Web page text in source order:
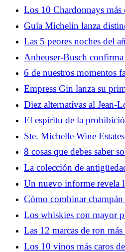
Los 10 Chardonnays
Guía Michelin lanza
bodegas
Las 5 peores noches del
los bartenders
Anheuser-Busch
BeatBox en un acuerdo
6 de nuestros momentos
películas navideñas
Empress Gin lanza su
sin alcohol
Diez alternativas al Jean-
Syrah más codiciado del
El espíritu de la
derogación con Cutty Sark
Ste. Michelle Wine
de agronegocios con sede
8 cosas que debes saber
los taxis más
La colección de
cumple 25 años
Un nuevo informe revela
reproducida en las
año
Cómo combinar
profesionales
Los whiskies con mayor
211 de Whisky Magazine
Las 12 marcas de ron
para 2025
Los 10 vinos más caros